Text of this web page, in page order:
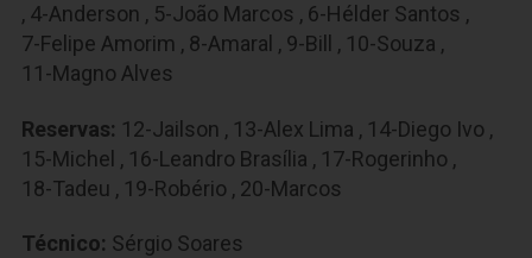
, 4-Anderson , 5-João Marcos , 6-Hélder Santos ,
7-Felipe Amorim , 8-Amaral , 9-Bill , 10-Souza ,
11-Magno Alves
Reservas: 12-Jailson , 13-Alex Lima , 14-Diego Ivo ,
15-Michel , 16-Leandro Brasília , 17-Rogerinho ,
18-Tadeu , 19-Robério , 20-Marcos
Técnico: Sérgio Soares